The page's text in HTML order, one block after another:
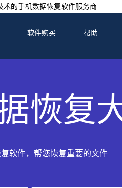
术的手机数据恢复软件服务商
软件购买 帮助
恢复
软件，帮您恢复重要的文件